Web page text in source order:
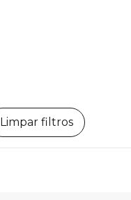
Limpar filtros